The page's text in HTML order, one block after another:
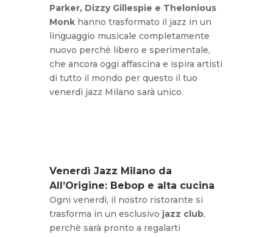
Parker, Dizzy Gillespie e Thelonious
Monkhanno trasformato il jazz in un
linguaggio musicale completamente
nuovo perchè libero e sperimentale,
che ancora oggi affascina e ispira artisti
di tutto il mondo per questo il tuo
venerdì jazz Milano sarà unico.
Venerdì Jazz Milano da
All’Origine: Bebop e alta cucina
Ogni venerdì, il nostro ristorante si
trasforma in un esclusivo jazz club,
perchè sarà pronto a regalarti